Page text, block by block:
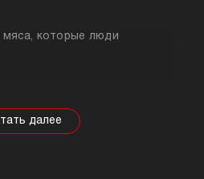
мяса, которые люди
понимать, что в
свойства продукта